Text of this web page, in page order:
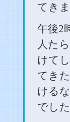
てき
午後2
人た
けて
て き
ける
でし